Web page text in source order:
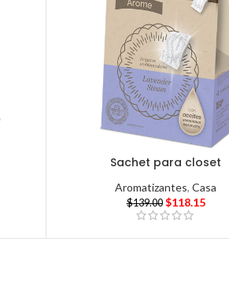
Sachet para closet
Aromatizantes,Casa
$139.00 $118.15